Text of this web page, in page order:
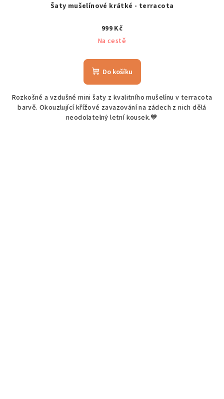
Šaty mušelínové krátké - terracota
999 Kč
Na cestě
Do košíku
Rozkošné a vzdušné mini šaty z kvalitního mušelínu v terracota
barvě. Okouzlující křížové zavazování na zádech z nich dělá
neodolatelný letní kousek.💙